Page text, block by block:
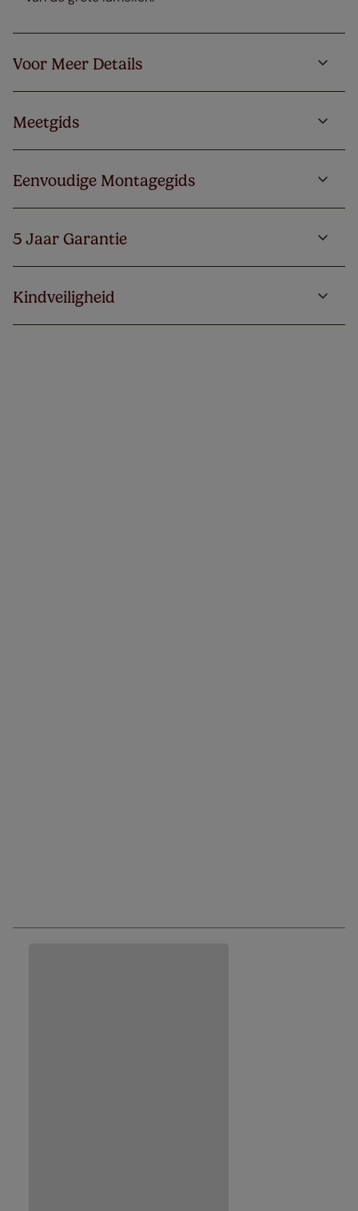
Voor Meer Details
Meetgids
Eenvoudige Montagegids
5 Jaar Garantie
Kindveiligheid